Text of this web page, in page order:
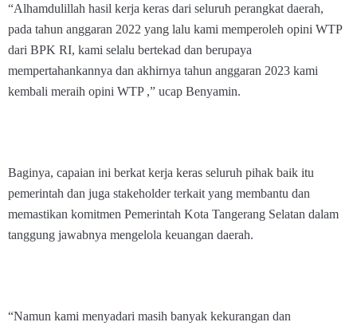
“Alhamdulillah hasil kerja keras dari seluruh perangkat daerah,
pada tahun anggaran 2022 yang lalu kami memperoleh opini WTP
dari BPK RI, kami selalu bertekad dan berupaya
mempertahankannya dan akhirnya tahun anggaran 2023 kami
kembali meraih opini WTP ,” ucap Benyamin.
Baginya, capaian ini berkat kerja keras seluruh pihak baik itu
pemerintah dan juga stakeholder terkait yang membantu dan
memastikan komitmen Pemerintah Kota Tangerang Selatan dalam
tanggung jawabnya mengelola keuangan daerah.
“Namun kami menyadari masih banyak kekurangan dan